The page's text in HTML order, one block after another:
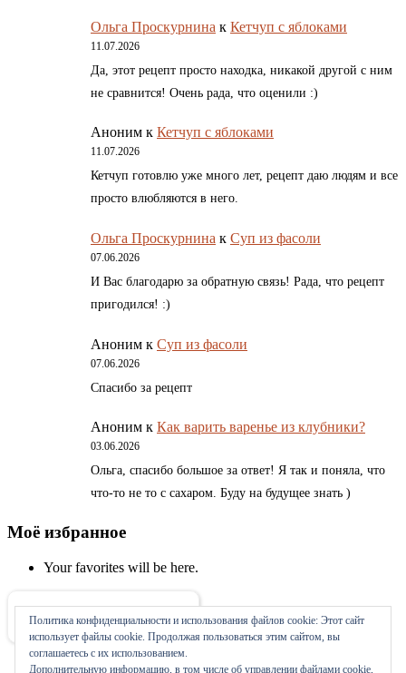
Ольга Проскурнина к Кетчуп с яблоками
11.07.2026
Да, этот рецепт просто находка, никакой другой с ним
не сравнится! Очень рада, что оценили :)
Аноним к Кетчуп с яблоками
11.07.2026
Кетчуп готовлю уже много лет, рецепт даю людям и все
просто влюбляются в него.
Ольга Проскурнина к Суп из фасоли
07.06.2026
И Вас благодарю за обратную связь! Рада, что рецепт
пригодился! :)
Аноним к Суп из фасоли
07.06.2026
Спасибо за рецепт
Аноним к Как варить варенье из клубники?
03.06.2026
Ольга, спасибо большое за ответ! Я так и поняла, что
что-то не то с сахаром. Буду на будущее знать )
Моё избранное
Your favorites will be here.
Об авторе
Политика конфиденциальности и использования файлов сookie: Этот сайт
использует файлы cookie. Продолжая пользоваться этим сайтом, вы
соглашаетесь с их использованием.
Дополнительную информацию, в том числе об управлении файлами cookie,